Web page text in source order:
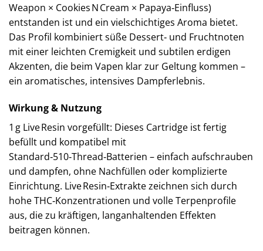
Weapon × Cookies N Cream × Papaya‑Einfluss)
entstanden ist und ein vielschichtiges Aroma bietet.
Das Profil kombiniert süße Dessert‑ und Fruchtnoten
mit einer leichten Cremigkeit und subtilen erdigen
Akzenten, die beim Vapen klar zur Geltung kommen –
ein aromatisches, intensives Dampferlebnis.
Wirkung & Nutzung
1 g Live Resin vorgefüllt: Dieses Cartridge ist fertig
befüllt und kompatibel mit
Standard‑510‑Thread‑Batterien – einfach aufschrauben
und dampfen, ohne Nachfüllen oder komplizierte
Einrichtung. Live Resin‑Extrakte zeichnen sich durch
hohe THC‑Konzentrationen und volle Terpenprofile
aus, die zu kräftigen, langanhaltenden Effekten
beitragen können.